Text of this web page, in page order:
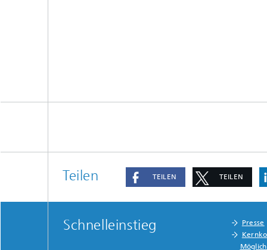
Teilen TEILEN TEILEN
Schnelleinstieg
Presse